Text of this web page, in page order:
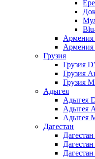
Грузия
Грузия
Грузия
Грузия
Адыгея
Адыгея
Адыгея
Адыгея
Дагестан